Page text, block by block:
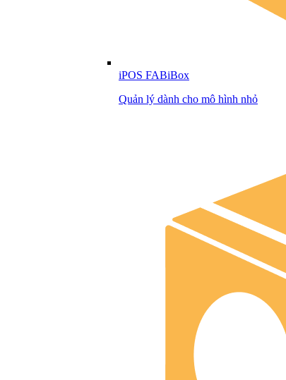
iPOS FABiBox
Quản lý dành cho mô hình nhỏ